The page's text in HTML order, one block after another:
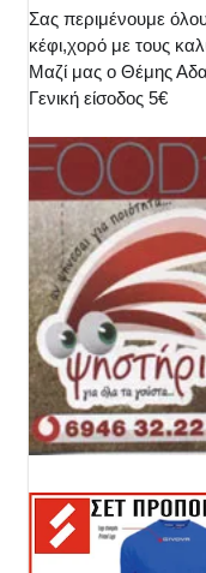
Σας περιμένουμε
κέφι,χορό με τους
Μαζί μας ο Θέμης
Γενική είσοδος 5€